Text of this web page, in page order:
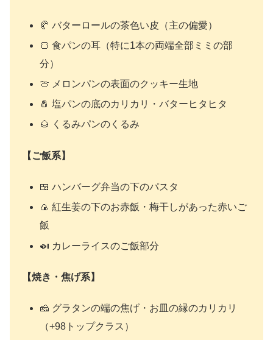
🥐 バターロールの茶色い皮（主の偏愛）
🍞 食パンの耳（特に1本の両端全部ミミの部
分）
🍈 メロンパンの表面のクッキー生地
🧂 塩パンの底のカリカリ・バターヒタヒタ
🌰 くるみパンのくるみ
【ご飯系】
🍱 ハンバーグ弁当の下のパスタ
🍙 紅生姜の下のお赤飯・梅干しがあった赤いご
飯
🍛 カレーライスのご飯部分
【焼き・焦げ系】
🧀 グラタンの端の焦げ・お皿の縁のカリカリ
（+98トップクラス）